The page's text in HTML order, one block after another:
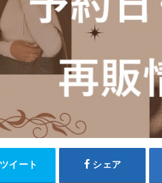
ツイート シェア